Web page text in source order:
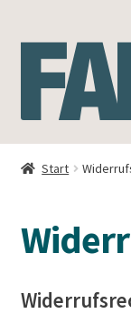
Navigation
springen
Inhalt
springen
BWL
Basics
Lösungen
Start